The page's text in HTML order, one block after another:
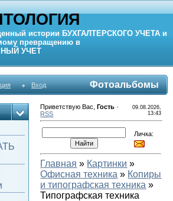
истории БУХГАЛТЕРСКОГО УЧЕТА и
превращению в
УЧЕТ
Вход Фотоальбомы
Приветствую Вас ,Гость ·
RSS
09.08.2026,
13:43
Личка:
Главная » Картинки »
Офисная техника » Копиры
и типографская техника »
Типографская техника